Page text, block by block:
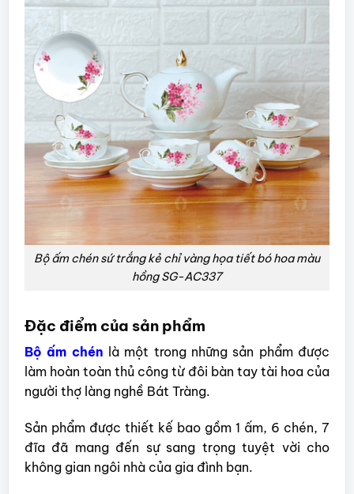
Bộ ấm chén sứ trắng kẻ chỉ vàng họa tiết bó hoa màu
hồng SG-AC337
Đặc điểm của sản phẩm
Bộ ấm chén là một trong những sản phẩm được
làm hoàn toàn thủ công từ đôi bàn tay tài hoa của
người thợ làng nghề Bát Tràng.
Sản phẩm được thiết kế bao gồm 1 ấm, 6 chén, 7
đĩa đã mang đến sự sang trọng tuyệt vời cho
không gian ngôi nhà của gia đình bạn.